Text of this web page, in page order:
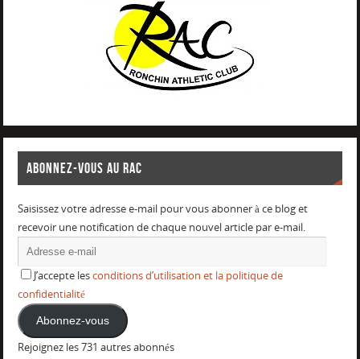
ABONNEZ-VOUS AU RAC
Saisissez votre adresse e-mail pour vous abonner à ce blog et
recevoir une notification de chaque nouvel article par e-mail.
J’accepte lesconditions d’utilisation et la politique de
confidentialité
Abonnez-vous
Rejoignez les 731 autres abonnés